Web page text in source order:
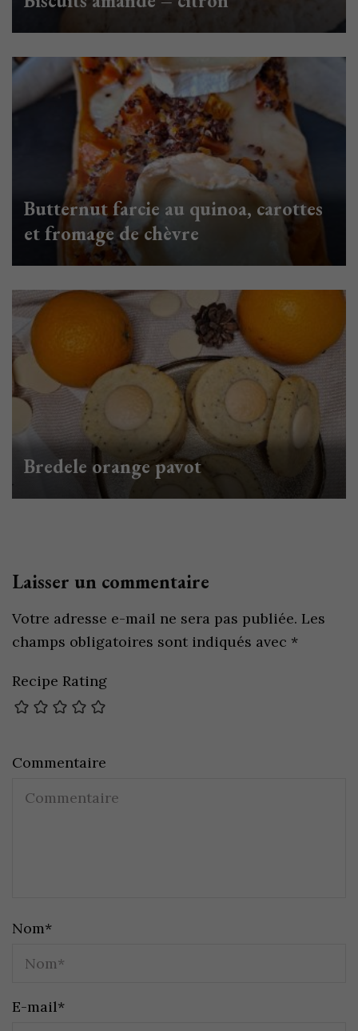
Butternut farcie au quinoa, carottes
et fromage de chèvre
Bredele orange pavot
Laisser un commentaire
Votre adresse e-mail ne sera pas publiée. Les
champs obligatoires sont indiqués avec *
Recipe Rating
Commentaire
Nom*
E-mail*